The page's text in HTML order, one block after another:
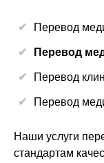
Перевод
Перевод
Перевод
Перевод
Наши услуги
стандартам